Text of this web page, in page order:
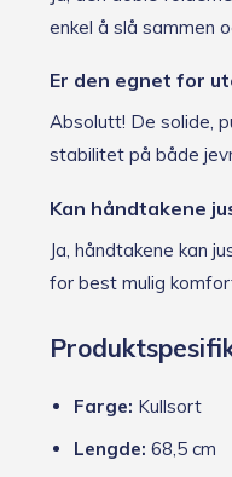
enkel å slå sammen
Er den egnet for
Absolutt! De solide,
stabilitet på både
Kan håndtakene
Ja, håndtakene kan
for best mulig
Farge: Kullsort
Lengde: 68,5 cm